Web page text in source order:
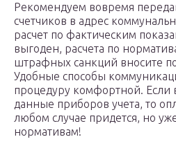
Рекомендуем вовремя
счетчиков в адрес
расчет по фактическим
выгоден, расчета по
штрафных санкций вносите
Удобные способы
процедуру комфортной. Если
данные приборов учета, то
любом случае придется, но
нормативам!